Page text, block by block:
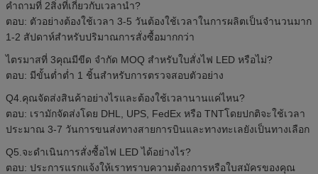
คำถามที่ 2สิ่งที่เกี่ยวกับเวลานำ?
ตอบ: ตัวอย่างต้องใช้เวลา 3-5 วันต้องใช้เวลาในการผลิตเป็นจำนวนมาก
1-2 สัปดาห์สำหรับปริมาณการสั่งซื้อมากกว่า
ไตรมาสที่ 3คุณมีขีด จำกัด MOQ สำหรับใบสั่งไฟ LED หรือไม่?
ตอบ: มีขั้นต่ำต่ำ 1 ชิ้นสำหรับการตรวจสอบตัวอย่าง
Q4.คุณจัดส่งสินค้าอย่างไรและต้องใช้เวลานานแค่ไหน?
ตอบ: เรามักจัดส่งโดย DHL, UPS, FedEx หรือ TNTโดยปกติจะใช้เวลา
ประมาณ 3-7 วันการขนส่งทางสายการบินและทางทะเลยังเป็นทางเลือก
Q5.จะดำเนินการสั่งซื้อไฟ LED ได้อย่างไร?
ตอบ: ประการแรกแจ้งให้เราทราบความต้องการหรือใบสมัครของคุณ